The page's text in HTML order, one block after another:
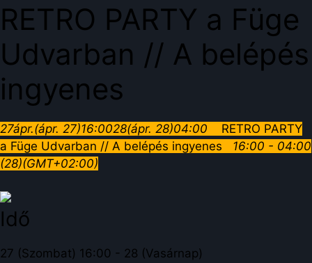
RETRO PARTY a Füge
Udvarban // A belépés
ingyenes
27ápr.(ápr. 27)16:0028(ápr. 28)04:00
RETRO PARTY
a Füge Udvarban // A belépés ingyenes
16:00 - 04:00
(28)(GMT+02:00)
Idő
27 (Szombat) 16:00 - 28 (Vasárnap)